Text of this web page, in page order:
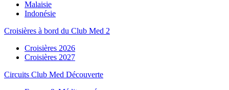
Malaisie
Indonésie
Croisières à bord du Club Med 2
Croisières 2026
Croisières 2027
Circuits Club Med Découverte